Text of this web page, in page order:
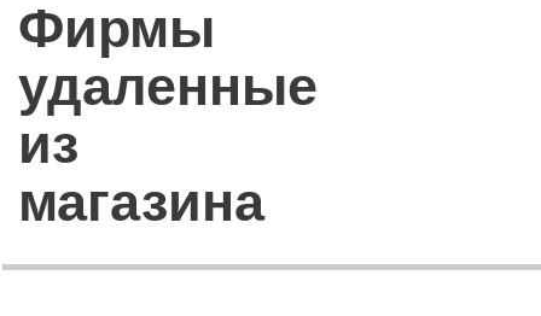
Фирмы
удаленные
из
магазина